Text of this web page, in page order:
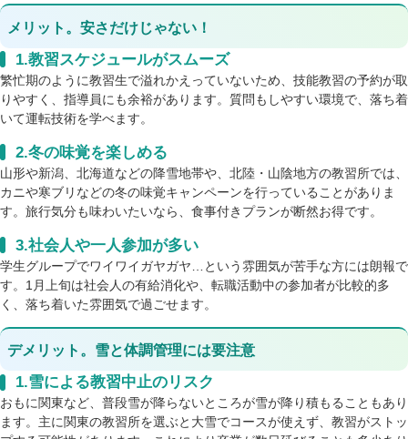
メリット。安さだけじゃない！
1.教習スケジュールがスムーズ
繁忙期のように教習生で溢れかえっていないため、技能教習の予約が取
りやすく、指導員にも余裕があります。質問もしやすい環境で、落ち着
いて運転技術を学べます。
2.冬の味覚を楽しめる
山形や新潟、北海道などの降雪地帯や、北陸・山陰地方の教習所では、
カニや寒ブリなどの冬の味覚キャンペーンを行っていることがありま
す。旅行気分も味わいたいなら、食事付きプランが断然お得です。
3.社会人や一人参加が多い
学生グループでワイワイガヤガヤ…という雰囲気が苦手な方には朗報で
す。1月上旬は社会人の有給消化や、転職活動中の参加者が比較的多
く、落ち着いた雰囲気で過ごせます。
デメリット。雪と体調管理には要注意
1.雪による教習中止のリスク
おもに関東など、普段雪が降らないところが雪が降り積もることもあり
ます。主に関東の教習所を選ぶと大雪でコースが使えず、教習がストッ